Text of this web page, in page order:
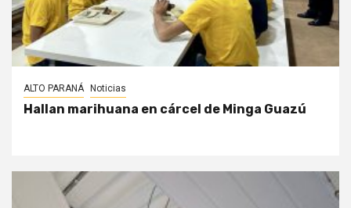
ALTO PARANÁ Noticias
Hallan marihuana en cárcel de Minga Guazú